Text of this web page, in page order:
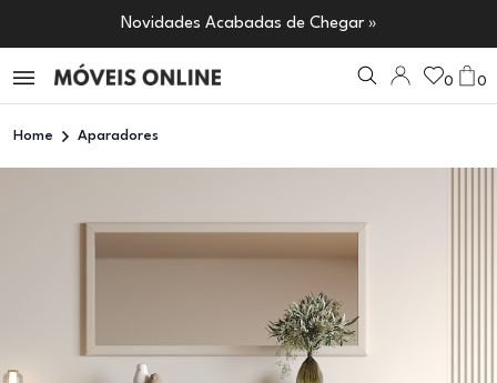
Novidades Acabadas de Chegar »
0 0
Home Aparadores